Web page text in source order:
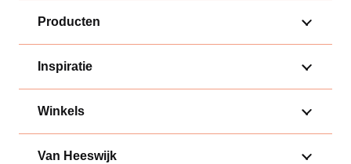
Producten
Inspiratie
Winkels
Van Heeswijk